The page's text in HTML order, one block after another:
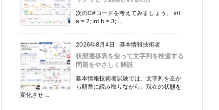
次のC#コードを考えてみましょう。 int
a = 2; int b = 3; ...
2026年8月4日 : 基本情報技術者
状態遷移表を使って文字列を検査する
問題をやさしく解説
基本情報技術者試験では、文字列を左か
ら順番に読み取りながら、現在の状態を
変化させ ...